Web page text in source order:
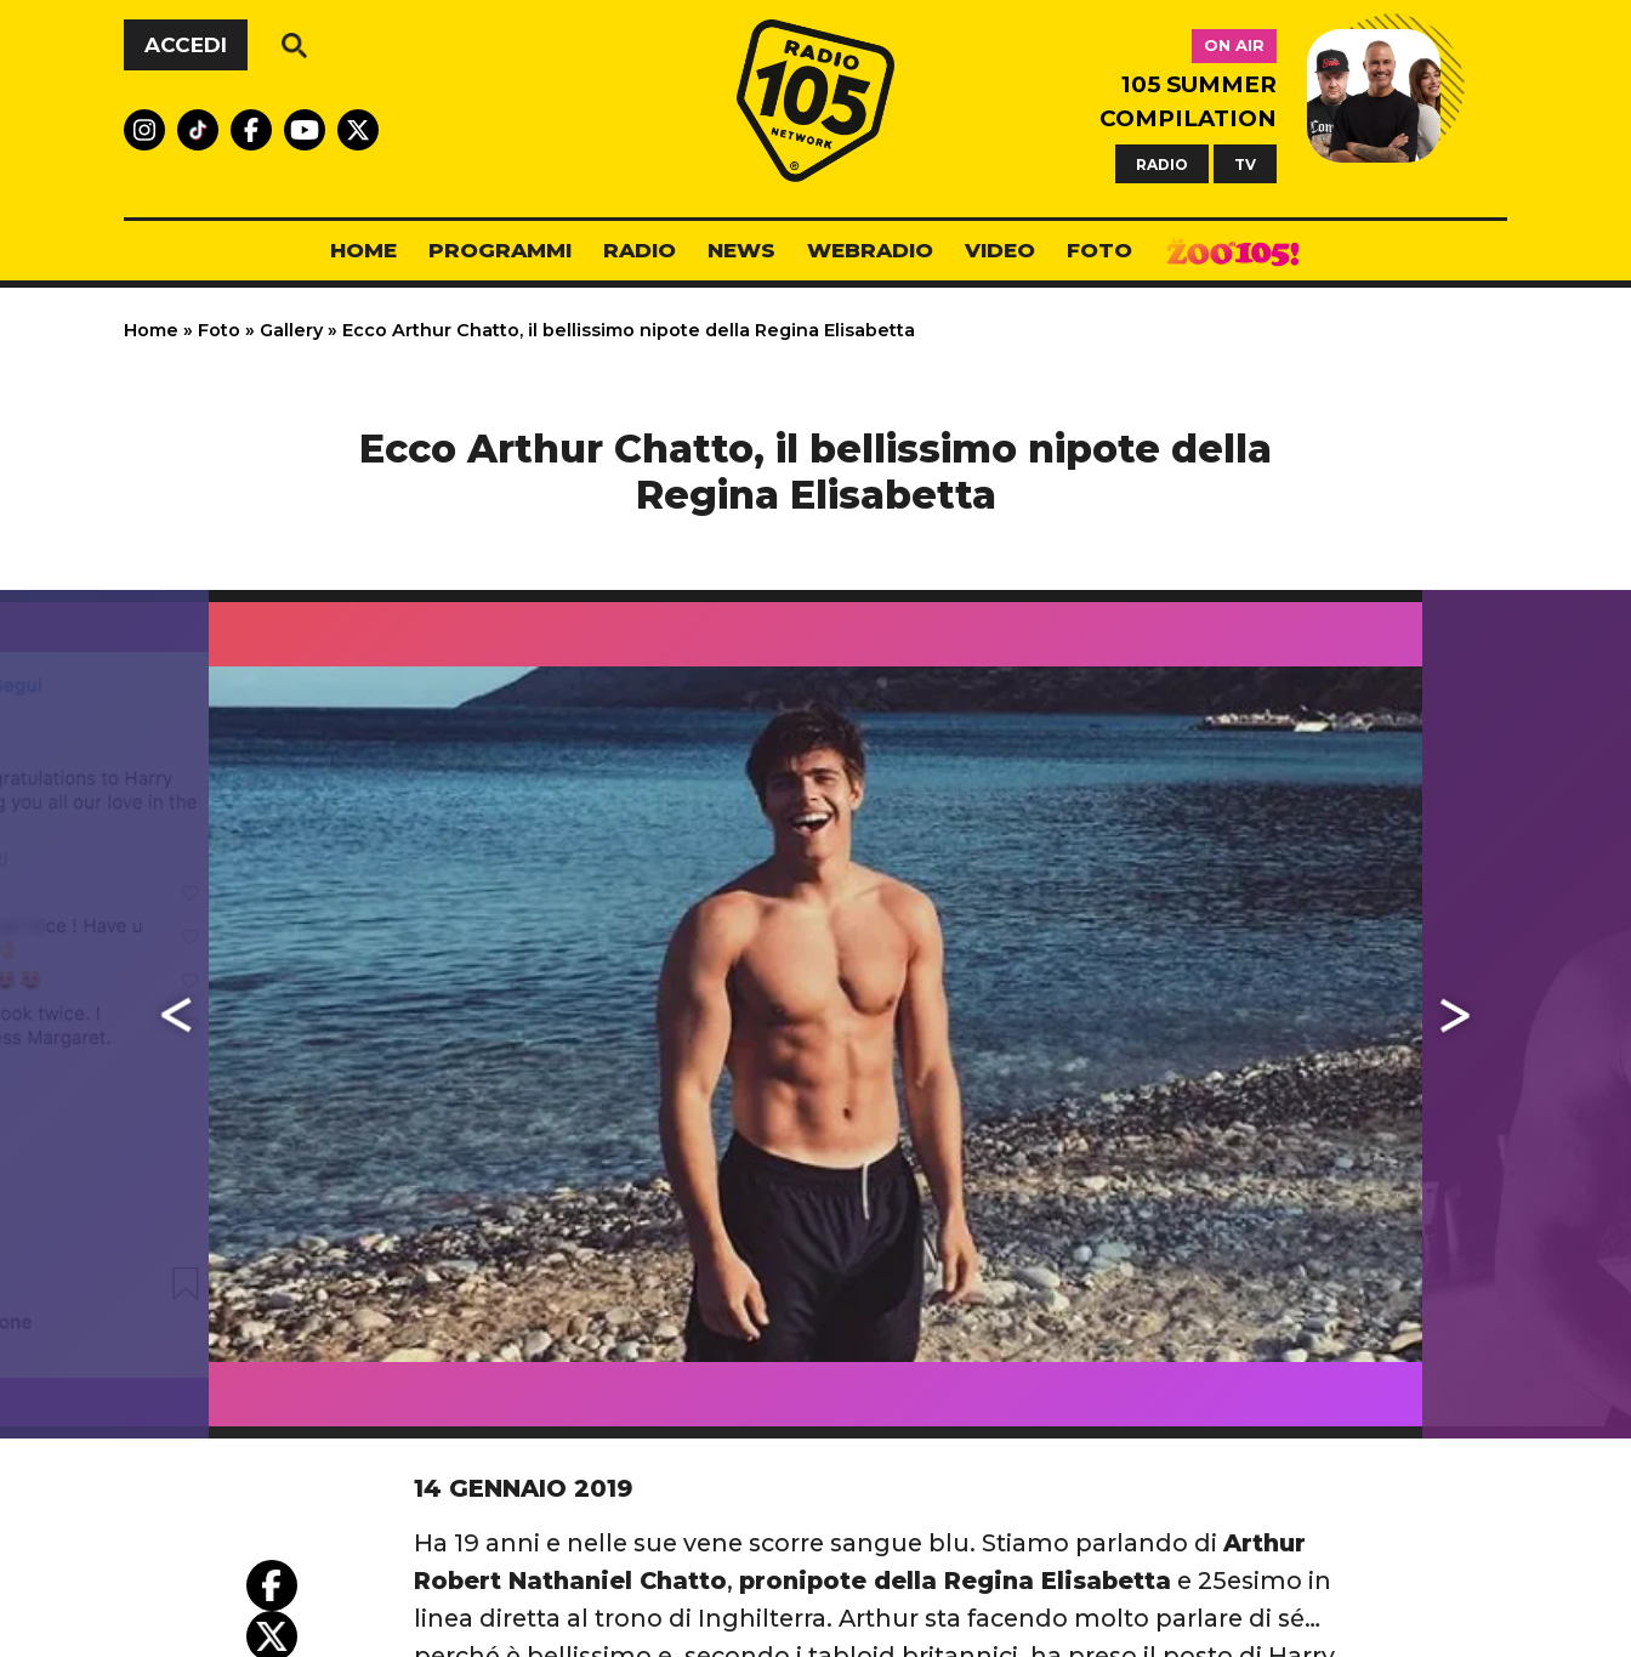
Vai al contenuto
ACCEDI
Radio 105
ON AIR
105 SUMMER
COMPILATION
RADIO TV
HOME PROGRAMMI RADIO NEWS WEBRADIO VIDEO FOTO
Home » Foto » Gallery » Ecco Arthur Chatto, il bellissimo nipote della Regina Elisabetta
Ecco Arthur Chatto, il bellissimo nipote della
Regina Elisabetta
14 GENNAIO 2019
Ha 19 anni e nelle sue vene scorre sangue blu. Stiamo parlando diArthur
Robert Nathaniel Chatto, pronipote della Regina Elisabetta e 25esimo in
linea diretta al trono di Inghilterra. Arthur sta facendo molto parlare di sé…